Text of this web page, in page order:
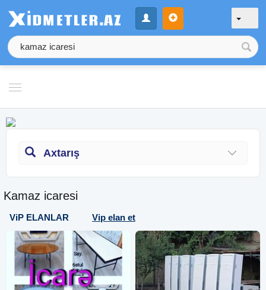
Axtarış
Kamaz icaresi
ViP ELANLAR Vip elan et